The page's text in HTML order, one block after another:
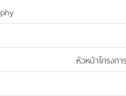
หัวหน้าโครงกา